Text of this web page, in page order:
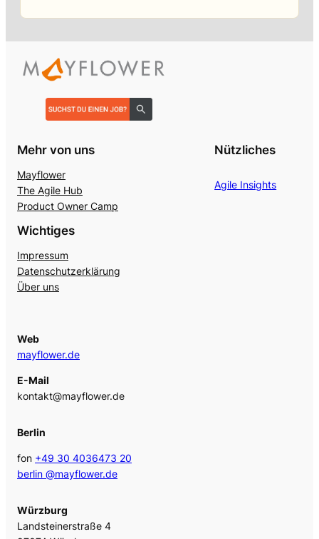
Mehr von uns
Mayflower
The Agile Hub
Product Owner Camp
Nützliches
Agile Insights
Wichtiges
Impressum
Datenschutzerklärung
Über uns
Web
mayflower.de
E-Mail
kontakt@mayflower.de
Berlin
fon +49 30 4036473 20
berlin @mayflower.de
Würzburg
Landsteinerstraße 4